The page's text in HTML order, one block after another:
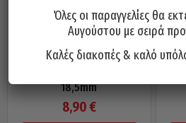
Τρυπάνι Αέρος HSS 118° PTG
18,5mm
8,90€
Όλες οι παραγγελίες θα
Αυγούστου με σειρά
Καλές διακοπές & καλό